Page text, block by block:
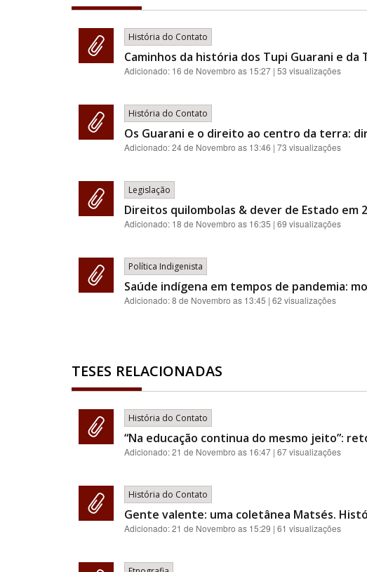
História do Contato
Caminhos da história dos Tupi Guarani e da
Adicionado: 16 de Novembro as 15:27 | 53 visualizações
História do Contato
Os Guarani e o direito ao centro da terra:
Adicionado:24 de Novembro as 13:46 | 73 visualizações
Legislação
Direitos quilombolas & dever de Estado em
Adicionado: 18 de Novembro as 16:35 | 69 visualizações
Política Indigenista
Saúde indígena em tempos de pandemia:
Adicionado:8 de Novembro as 13:45 | 62 visualizações
TESES RELACIONADAS
História do Contato
“Na educação continua do mesmo jeito”:
Adicionado:21 de Novembro as 16:47 | 67 visualizações
História do Contato
Gente valente: uma coletânea Matsés.
Adicionado:21 de Novembro as 15:29 | 61 visualizações